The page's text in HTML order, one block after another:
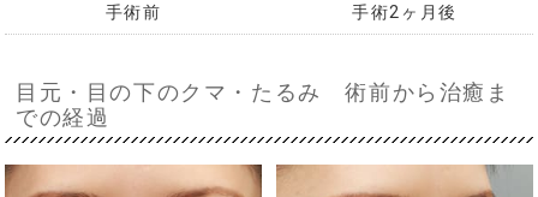
手術前 手術2ヶ月後
目元・目の下のクマ・たるみ 術前から治癒ま
での経過